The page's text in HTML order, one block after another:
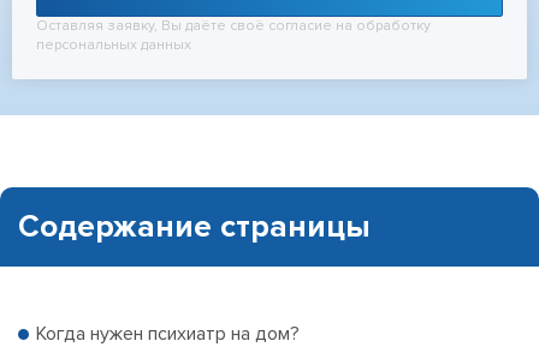
Оставляя заявку, Вы даёте своё согласие на обработку
персональных данных
Содержание страницы
Когда нужен психиатр на дом?